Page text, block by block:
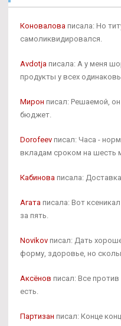
Коновалова писала: Но
самоликвидировался.
Avdotja писала: А у меня
продукты у всех
Мирон писал: Решаемой, он
бюджет.
Dorofeev писал: Часа -
вкладам сроком на шесть
Кабинова писала:
Агата писала: Вот
за пять.
Novikov писал: Дать
форму, здоровье, но
Аксёнов писал: Все
есть.
Партизан писал: Конце